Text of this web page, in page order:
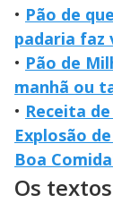
• Pão de
padaria faz
• Pão de
manhã ou
• Receita
Explosão
Boa
Os